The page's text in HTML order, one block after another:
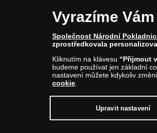
© Copyright 2026 - Národní Pokladnice,
E-mail: info@narodnipokladnice.cz,
Společnost zapsána v OR vedeném
Upravit nastavení souborů
Vyrazíme
Společnost Národní
zprostředkovala
Kliknutím na klávesu “Přijmout
budeme používat jen základní
nastavení můžete kdykoliv
cookie
Upravit nastavení